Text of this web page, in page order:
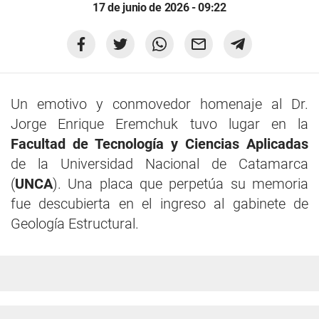
17 de junio de 2026 - 09:22
Un emotivo y conmovedor homenaje al Dr.
Jorge Enrique Eremchuk tuvo lugar en la
Facultad de Tecnología y Ciencias Aplicadas
de la Universidad Nacional de Catamarca
(UNCA). Una placa que perpetúa su memoria
fue descubierta en el ingreso al gabinete de
Geología Estructural.